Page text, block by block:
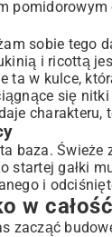
sobie tego
i ricottą
ta w kulce,
się nitki
baza. Świeże
startej gałki
i
w
zacząć